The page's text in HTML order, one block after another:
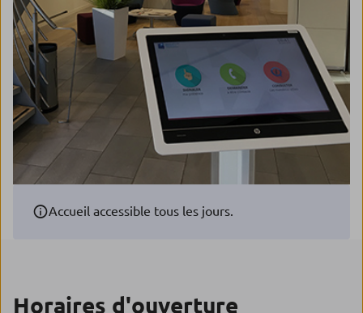
Accueil accessible tous les jours.
Horaires d'ouverture